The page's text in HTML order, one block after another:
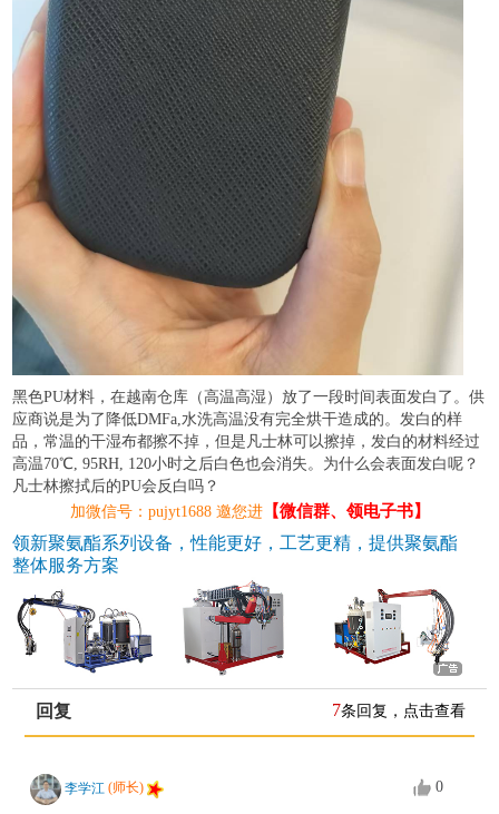
黑色PU材料，在越南仓库（高温高湿）放了一段时间表面发白了。供
应商说是为了降低DMFa,水洗高温没有完全烘干造成的。发白的样
品，常温的干湿布都擦不掉，但是凡士林可以擦掉，发白的材料经过
高温70℃, 95RH, 120小时之后白色也会消失。为什么会表面发白呢？
凡士林擦拭后的PU会反白吗？
加微信号：pujyt1688 邀您进【微信群、领电子书】
领新聚氨酯系列设备，性能更好，工艺更精，提供聚氨酯
整体服务方案
7条回复，点击查看
回复
李学江 (师长) 0